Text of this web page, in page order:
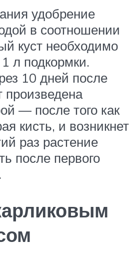
удобрение
в соотношении
куст необходимо
л подкормки.
10 дней после
произведена
— после того как
кисть, и возникнет
раз растение
после первого